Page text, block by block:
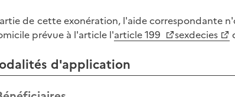
de cette exonération, l'aide correspondante
prévue à l'article l'article 199 sexdecies
d'application